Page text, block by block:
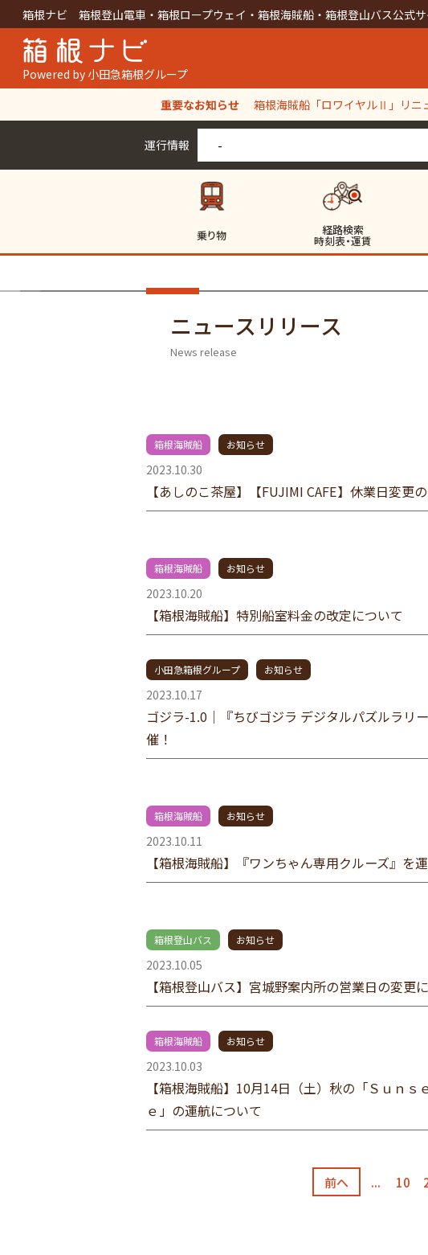
箱根ナビ 箱根登山電車・箱根ロープウェイ・箱根海賊船・箱根登山バス公式サ
Powered by 小田急箱根グループ
重要なお知らせ 箱根海賊船「ロワイヤルⅡ」リニ
運行情報 -
乗り物 経路検索
時刻表・運賃
ニュースリリース
News release
箱根海賊船 お知らせ
2023.10.30
【あしのこ茶屋】【FUJIMI CAFE】休業日変更
箱根海賊船 お知らせ
2023.10.20
【箱根海賊船】特別船室料金の改定について
小田急箱根グループ お知らせ
2023.10.17
ゴジラ-1.0｜『ちびゴジラ デジタルパズルラリ
催！
箱根海賊船 お知らせ
2023.10.11
【箱根海賊船】『ワンちゃん専用クルーズ』を
箱根登山バス お知らせ
2023.10.05
【箱根登山バス】宮城野案内所の営業日の変更
箱根海賊船 お知らせ
2023.10.03
【箱根海賊船】10月14日（土）秋の「Ｓｕｎｓ
ｅ」の運航について
前へ ... 10